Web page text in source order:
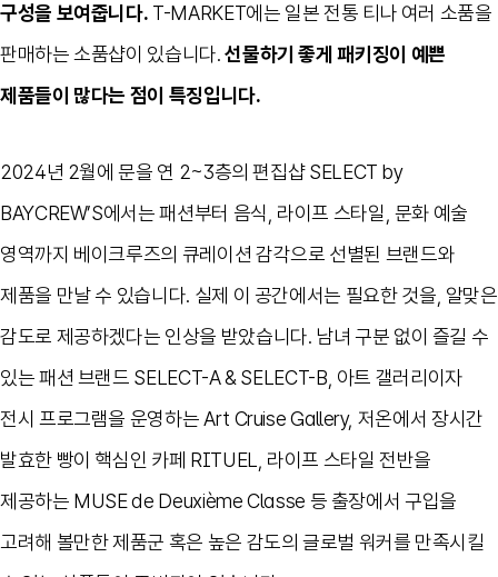
구성을 보여줍니다. T-MARKET에는 일본 전통 티나 여러 소품을
판매하는 소품샵이 있습니다.선물하기 좋게 패키징이 예쁜
제품들이 많다는 점이 특징입니다.
2024년 2월에 문을 연 2~3층의 편집샵SELECT by
BAYCREW’S에서는 패션부터 음식 라이프 스타일 문화 예술
영역까지 베이크루즈의 큐레이션 감각으로 선별된 브랜드와
제품을 만날 수 있습니다. 실제 이 공간에서는 필요한 것을 알맞은
감도로 제공하겠다는 인상을 받았습니다. 남녀 구분 없이 즐길 수
있는 패션 브랜드 SELECT-A & SELECT-B, 아트 갤러리이자
전시 프로그램을 운영하는Art Cruise Gallery, 저온에서 장시간
발효한 빵이 핵심인 카페 RITUEL, 라이프 스타일 전반을
제공하는 MUSE de Deuxième Classe 등 출장에서 구입을
고려해 볼만한 제품군 혹은 높은 감도의 글로벌 워커를 만족시킬